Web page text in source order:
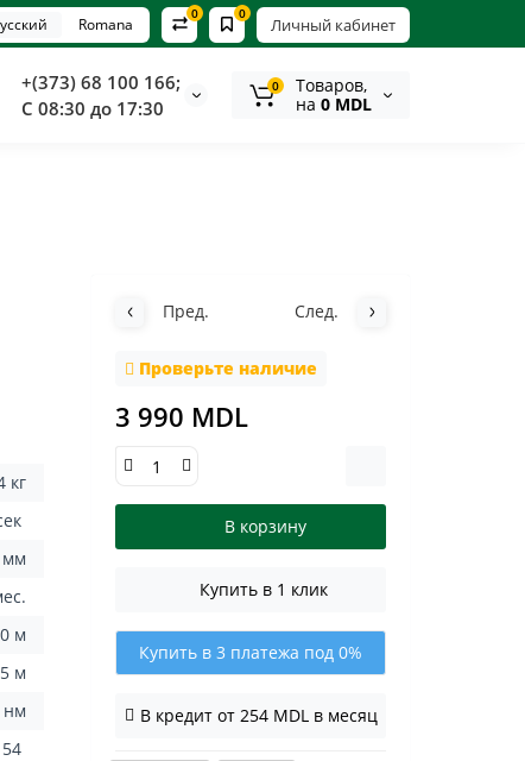
Личный кабинет
0
0
Romana
+(373) 68 100 166;
С 08:30 до 17:30
0
Tоваров,
на 0 MDL
кг
мм
м
м
нм
54
Пред. След.
Проверьте наличие
3 990 MDL
В корзину
Купить в 1 клик
Купить в 3 платежа под 0%
В кредит от 254 MDL в месяц